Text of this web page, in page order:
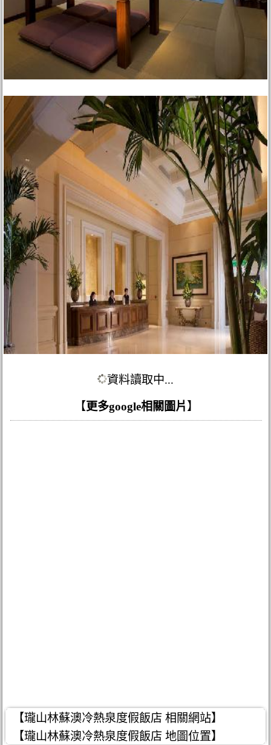
資料讀取中...
【更多google相關圖片】
【瓏山林蘇澳冷熱泉度假飯店 相關網站】
【瓏山林蘇澳冷熱泉度假飯店 地圖位置】